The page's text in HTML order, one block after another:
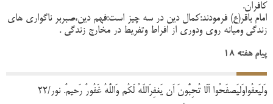
امام باقر(ع) فرمودند:کمال دین در سه چیز است:فهم دین،صبربر ناگواری های
زندگی ومیانه روی ودوری از افراط وتفریط در مخارج زندگی .
پیام هفته 18
وَلیَعفُواوَلیَصفَحُوا اَلَا تُحِبُّونَ اَن یَغفِرَاللّهُ لَکُم وَاللُّهُ غَفُورٌ رَحیمٌ. نور/22